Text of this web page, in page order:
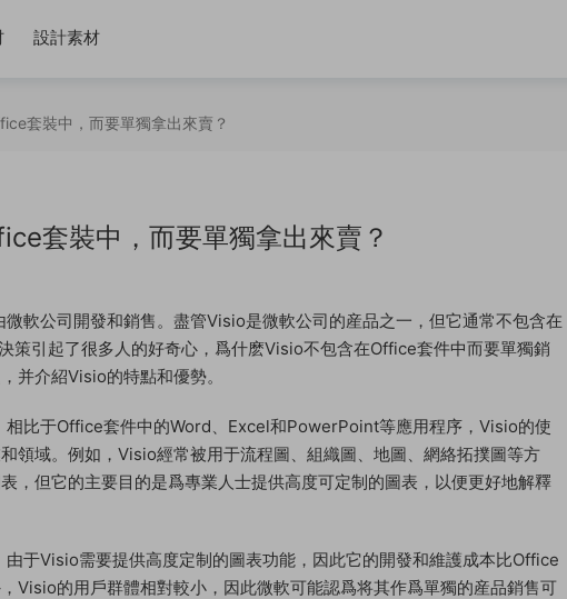
設計素材
套裝中，而要單獨拿出來賣？
套裝中，而要單獨拿出來賣？
軟公司開發和銷售。盡管Visio是微軟公司的産品之一，但它通常不包含在
策引起了很多人的好奇心，爲什麽Visio不包含在Office套件中而要單獨銷
并介紹Visio的特點和優勢。
比于Office套件中的Word、Excel和PowerPoint等應用程序，Visio的使
領域。例如，Visio經常被用于流程圖、組織圖、地圖、網絡拓撲圖等方
，但它的主要目的是爲專業人士提供高度可定制的圖表，以便更好地解釋
于Visio需要提供高度定制的圖表功能，因此它的開發和維護成本比Office
Visio的用戶群體相對較小，因此微軟可能認爲将其作爲單獨的産品銷售可